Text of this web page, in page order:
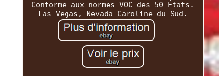
Conforme aux normes VOC des 50 États.
Las Vegas, Nevada Caroline du Sud.